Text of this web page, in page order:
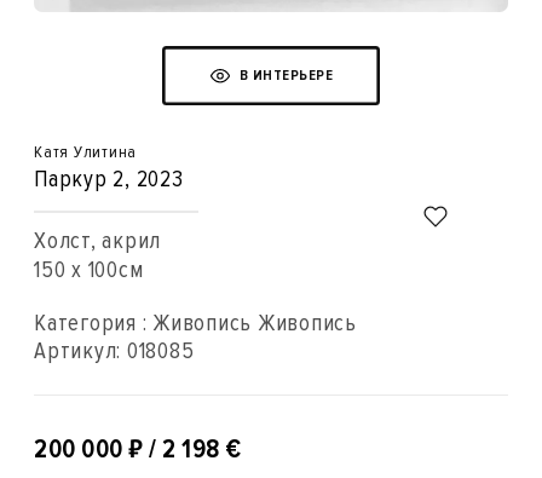
В ИНТЕРЬЕРЕ
Катя Улитина
Паркур 2, 2023
Холст, акрил
150 x 100см
Категория : Живопись Живопись
Артикул: 018085
200 000 ₽ / 2 198 €